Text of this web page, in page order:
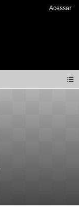
Acessar